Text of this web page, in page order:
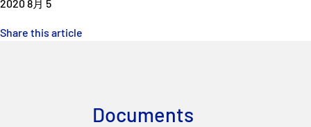
2020 8月 5
Share this article
Documents